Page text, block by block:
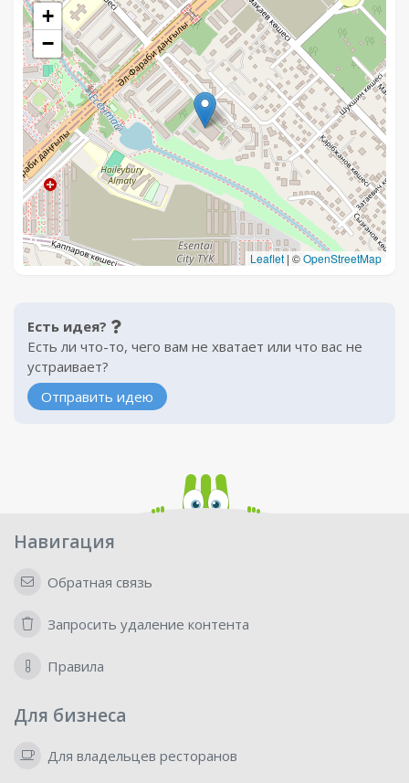
+
−
Leaflet | ©OpenStreetMap
Есть идея?
Есть ли что-то, чего вам не хватает или что вас не
устраивает?
Отправить идею
Навигация
Обратная связь
Запросить удаление контента
Правила
Для бизнеса
Для владельцев ресторанов